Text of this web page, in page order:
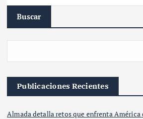
Buscar
Publicaciones Recientes
Almada detalla retos que enfrenta América